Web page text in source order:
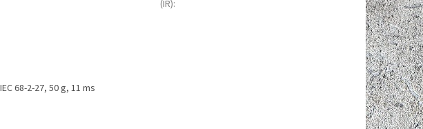
68-2-27, 50 g, 11 ms
(IR):